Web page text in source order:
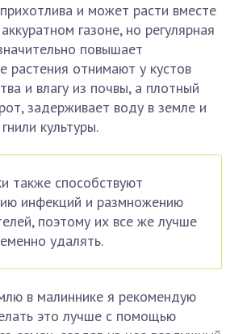
и может расти вместе
газоне, но регулярная
повышает
растения отнимают у кустов
и влагу из почвы, а плотный
задерживает воду в земле и
культуры.
также способствуют
инфекций и размножению
поэтому их все же лучше
удалять.
в малиннике я рекомендую
это лучше с помощью